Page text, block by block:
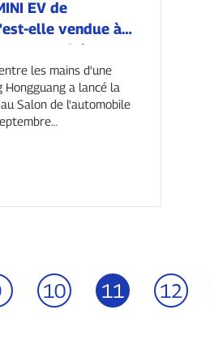
EV de
elle vendue à
exemplaires et
la voiture la
novembre ?
à son prix
les mains d'une
Hongguang a lancé la
Salon de l'automobile
10 11 12